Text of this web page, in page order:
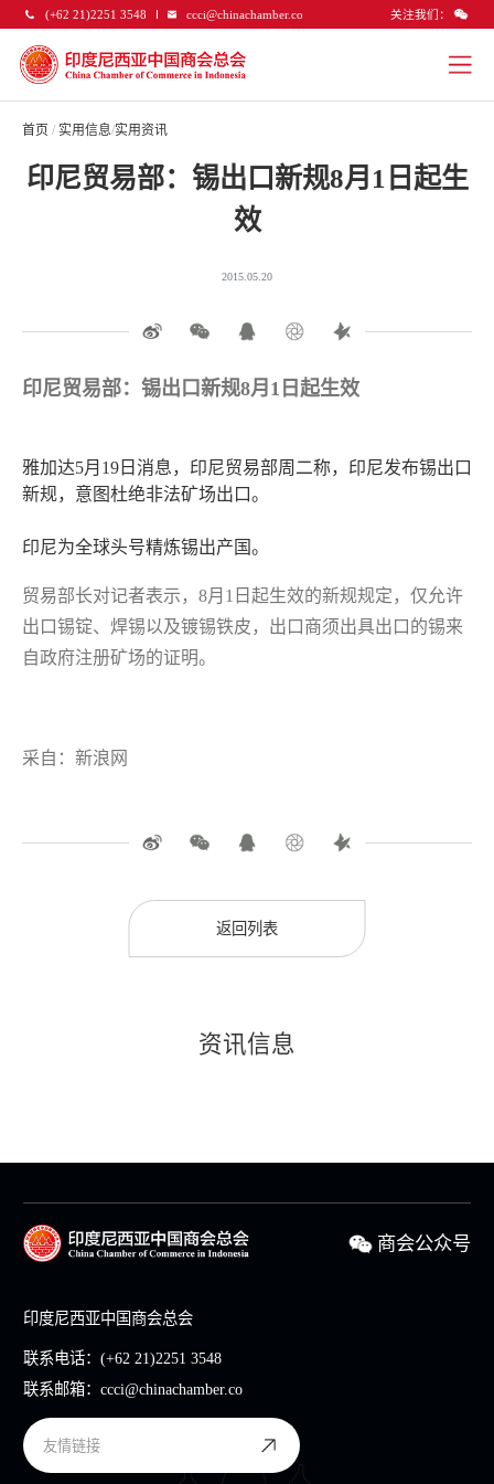
(+62 21)2251 3548 ccci@chinachamber.co 关注我们：
首页 / 实用信息/实用资讯
印尼贸易部：锡出口新规8月1日起生
效
2015.05.20
印尼贸易部：锡出口新规8月1日起生效
雅加达5月19日消息，印尼贸易部周二称，印尼发布锡出口
新规，意图杜绝非法矿场出口。
印尼为全球头号精炼锡出产国。
贸易部长对记者表示，8月1日起生效的新规规定，仅允许
出口锡锭、焊锡以及镀锡铁皮，出口商须出具出口的锡来
自政府注册矿场的证明。
采自：新浪网
返回列表
资讯信息
商会公众号
印度尼西亚中国商会总会
联系电话： (+62 21)2251 3548
联系邮箱： ccci@chinachamber.co
友情链接